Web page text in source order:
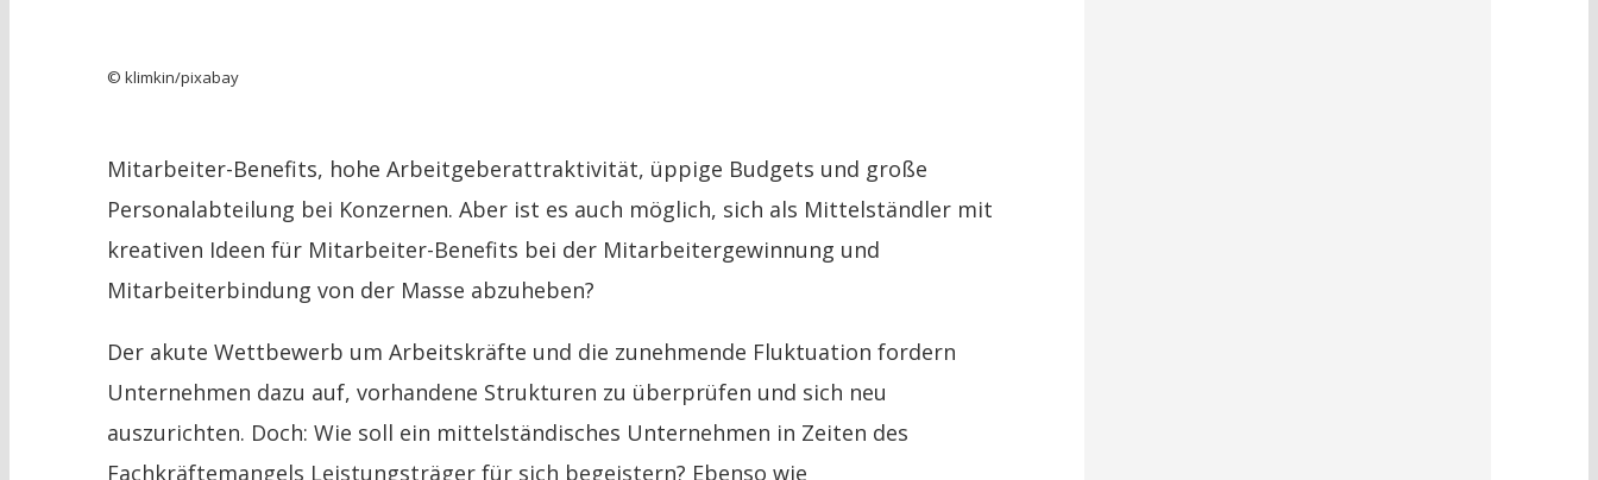
© klimkin/pixabay
Mitarbeiter-Benefits, hohe Arbeitgeberattraktivität, üppige Budgets und große
Personalabteilung bei Konzernen. Aber ist es auch möglich, sich als Mittelständler mit
kreativen Ideen für Mitarbeiter-Benefits bei der Mitarbeitergewinnung und
Mitarbeiterbindung von der Masse abzuheben?
Der akute Wettbewerb um Arbeitskräfte und die zunehmende Fluktuation fordern
Unternehmen dazu auf, vorhandene Strukturen zu überprüfen und sich neu
auszurichten. Doch: Wie soll ein mittelständisches Unternehmen in Zeiten des
Fachkräftemangels Leistungsträger für sich begeistern? Ebenso wie